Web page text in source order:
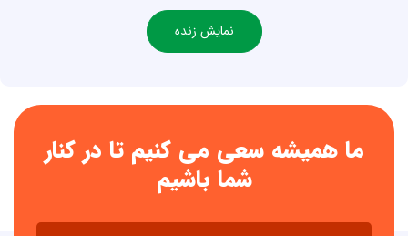
نمایش زنده
ما همیشه سعی می کنیم تا در کنار
شما باشیم